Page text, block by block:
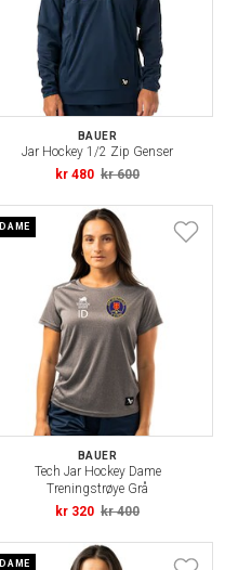
BAUER
Jar Hockey 1/2 Zip Genser
kr 480 kr 600
DAME
BAUER
Tech Jar Hockey Dame
Treningstrøye Grå
kr 320 kr 400
DAME